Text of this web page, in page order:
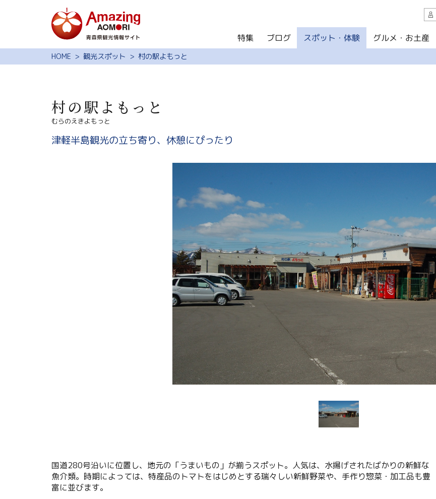
特集
スポット・体験
グルメ・お土産
旅の予約
サイト内検索
共有
動画ライブラリー
パンフレットダウンロード
運営組織について
関連リンク集
Language
English
繁体中文
简体中文
MICE・教育・観光事業者の皆様へ
HOME 観光スポット 村の駅よもっと
村の駅よもっと
むらのえきよもっと
津軽半島観光の立ち寄り、休憩にぴったり
国道280号沿いに位置し、地元の「うまいもの」が揃うスポット。人気は、水揚げされたばかりの新鮮な
魚介類。時期によっては、特産品のトマトをはじめとする瑞々しい新鮮野菜や、手作り惣菜・加工品も豊
富に並びます。
特集 ブログ スポット・体験 グルメ・お土産